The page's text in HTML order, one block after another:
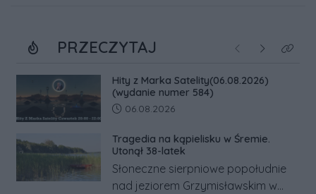
PRZECZYTAJ Poprzednie
NastępneKliknij
Hity z Marka Satelity(06.08.2026)
(wydanie numer 584)
Data dodania artykułu:
06.08.2026
Tragedia na kąpielisku w Śremie.
Utonął 38-latek
Słoneczne sierpniowe popołudnie
nad jeziorem Grzymisławskim w